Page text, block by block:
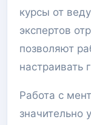
курсы от
экспертов
позволяют
настраивать
Работа с
значительно